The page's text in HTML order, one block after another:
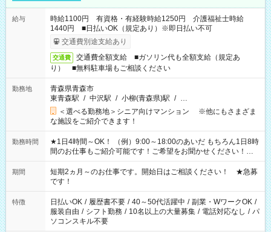
給与
時給1100円 有資格・有経験時給1250円 介護福祉士時給
1440円 ■日払いOK（規定あり）※即日払い不可
交通費別途支給あり
交通費
交通費全額支給 ■ガソリン代も全額支給（規定あ
り） ■無料駐車場もご相談ください
勤務地
青森県青森市
東青森駅 / 中沢駅 / 小柳(青森県)駅 / …
＜選べる勤務地＞シニア向けマンション ※他にもさまざま
な施設をご紹介できます！
勤務時間
★1日4時間～OK！ （例）9:00～18:00のあいだ もちろん1日8時
間のお仕事もご紹介可能です！ご希望をお聞かせください！★
家庭の都合でお休みが必要な場合も遠慮なくご相談ください。
※週最低15時間以上の勤務が必要です
期間
短期2ヵ月～のお仕事です。開始日はご相談ください！ ★急募
です！
特徴 日払いOK / 履歴書不要 / 40～50代活躍中 / 副業・WワークOK /
服装自由 / シフト勤務 / 10名以上の大量募集 / 電話対応なし / パ
ソコンスキル不要